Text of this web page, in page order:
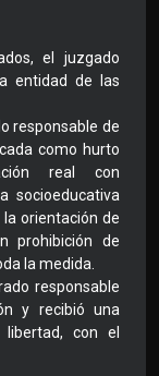
el juzgado
entidad de las
responsable de
como hurto
real con
socioeducativa
orientación de
prohibición de
la medida.
responsable
y recibió una
con el